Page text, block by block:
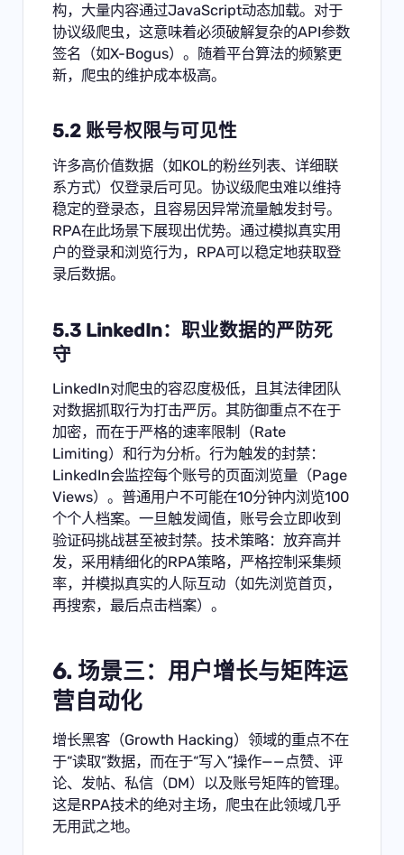
构，大量内容通过JavaScript动态加载。对于
协议级爬虫，这意味着必须破解复杂的API参数
签名（如X-Bogus）。随着平台算法的频繁更
新，爬虫的维护成本极高。
5.2 账号权限与可见性
许多高价值数据（如KOL的粉丝列表、详细联
系方式）仅登录后可见。协议级爬虫难以维持
稳定的登录态，且容易因异常流量触发封号。
RPA在此场景下展现出优势。通过模拟真实用
户的登录和浏览行为，RPA可以稳定地获取登
录后数据。
5.3 LinkedIn：职业数据的严防死
守
LinkedIn对爬虫的容忍度极低，且其法律团队
对数据抓取行为打击严厉。其防御重点不在于
加密，而在于严格的速率限制（Rate
Limiting）和行为分析。行为触发的封禁：
LinkedIn会监控每个账号的页面浏览量（Page
Views）。普通用户不可能在10分钟内浏览100
个个人档案。一旦触发阈值，账号会立即收到
验证码挑战甚至被封禁。技术策略：放弃高并
发，采用精细化的RPA策略，严格控制采集频
率，并模拟真实的人际互动（如先浏览首页，
再搜索，最后点击档案）。
6. 场景三：用户增长与矩阵运
营自动化
增长黑客（Growth Hacking）领域的重点不在
于“读取”数据，而在于“写入”操作——点赞、评
论、发帖、私信（DM）以及账号矩阵的管理。
这是RPA技术的绝对主场，爬虫在此领域几乎
无用武之地。